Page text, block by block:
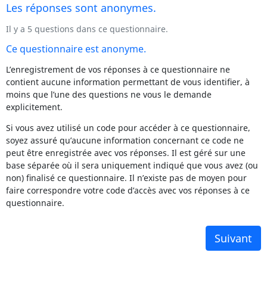
Les réponses sont anonymes.
Il y a 5 questions dans ce questionnaire.
Ce questionnaire est anonyme.
L’enregistrement de vos réponses à ce questionnaire ne
contient aucune information permettant de vous identifier, à
moins que l’une des questions ne vous le demande
explicitement.
Si vous avez utilisé un code pour accéder à ce questionnaire,
soyez assuré qu’aucune information concernant ce code ne
peut être enregistrée avec vos réponses. Il est géré sur une
base séparée où il sera uniquement indiqué que vous avez (ou
non) finalisé ce questionnaire. Il n’existe pas de moyen pour
faire correspondre votre code d’accès avec vos réponses à ce
questionnaire.
Suivant